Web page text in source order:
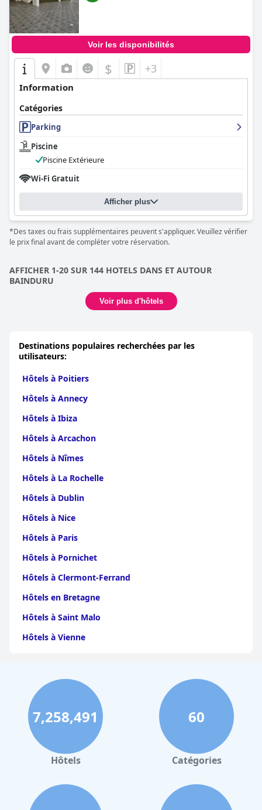
Voir les disponibilités
$ +3
Information
Catégories
Parking
Piscine
Piscine Extérieure
Wi-Fi Gratuit
Afficher plus
*Des taxes ou frais supplémentaires peuvent s'appliquer. Veuillez vérifier
le prix final avant de compléter votre réservation.
AFFICHER 1-20 SUR 144 HOTELS DANS ET AUTOUR
BAINDURU
Voir plus d'hôtels
Destinations populaires recherchées par les
utilisateurs:
Hôtels à Poitiers
Hôtels à Annecy
Hôtels à Ibiza
Hôtels à Arcachon
Hôtels à Nîmes
Hôtels à La Rochelle
Hôtels à Dublin
Hôtels à Nice
Hôtels à Paris
Hôtels à Pornichet
Hôtels à Clermont-Ferrand
Hôtels en Bretagne
Hôtels à Saint Malo
Hôtels à Vienne
Hôtels à Perpignan
Hôtels au Grand-Bornand
Hôtels à Strasbourg
Hôtels à Valence
Hôtels à Gerardmer
Hôtels à Nantes
7,258,491
Hôtels
60
Catégories